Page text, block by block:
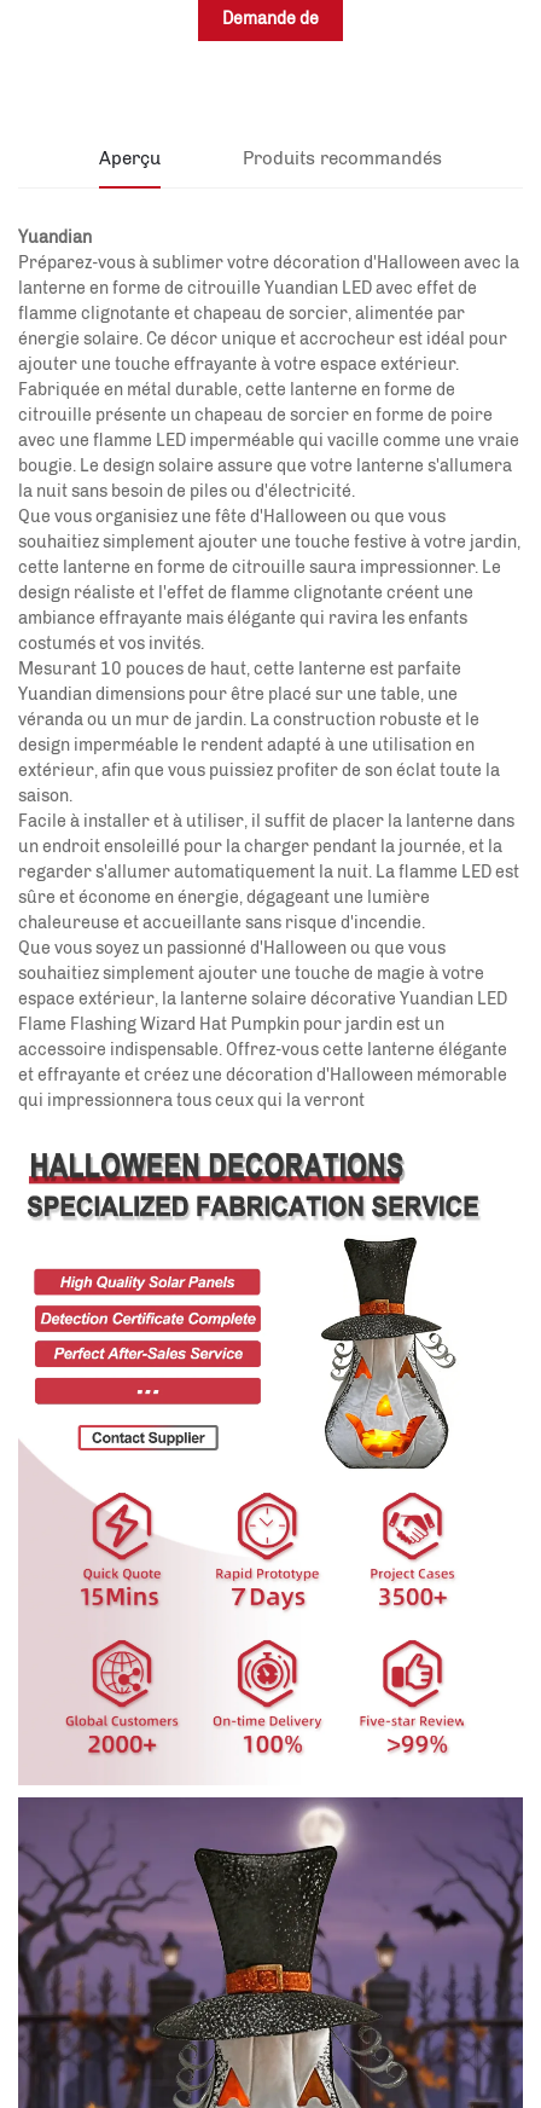
Demande de
Aperçu Produits recommandés
Yuandian
Préparez-vous à sublimer votre décoration d'Halloween avec la
lanterne en forme de citrouille Yuandian LED avec effet de
flamme clignotante et chapeau de sorcier, alimentée par
énergie solaire. Ce décor unique et accrocheur est idéal pour
ajouter une touche effrayante à votre espace extérieur.
Fabriquée en métal durable, cette lanterne en forme de
citrouille présente un chapeau de sorcier en forme de poire
avec une flamme LED imperméable qui vacille comme une vraie
bougie. Le design solaire assure que votre lanterne s'allumera
la nuit sans besoin de piles ou d'électricité.
Que vous organisiez une fête d'Halloween ou que vous
souhaitiez simplement ajouter une touche festive à votre jardin,
cette lanterne en forme de citrouille saura impressionner. Le
design réaliste et l'effet de flamme clignotante créent une
ambiance effrayante mais élégante qui ravira les enfants
costumés et vos invités.
Mesurant 10 pouces de haut, cette lanterne est parfaite
Yuandiandimensions pour être placé sur une table, une
véranda ou un mur de jardin. La construction robuste et le
design imperméable le rendent adapté à une utilisation en
extérieur, afin que vous puissiez profiter de son éclat toute la
saison.
Facile à installer et à utiliser, il suffit de placer la lanterne dans
un endroit ensoleillé pour la charger pendant la journée, et la
regarder s'allumer automatiquement la nuit. La flamme LED est
sûre et économe en énergie, dégageant une lumière
chaleureuse et accueillante sans risque d'incendie.
Que vous soyez un passionné d'Halloween ou que vous
souhaitiez simplement ajouter une touche de magie à votre
espace extérieur, la lanterne solaire décorative Yuandian LED
Flame Flashing Wizard Hat Pumpkin pour jardin est un
accessoire indispensable. Offrez-vous cette lanterne élégante
et effrayante et créez une décoration d'Halloween mémorable
qui impressionnera tous ceux qui la verront